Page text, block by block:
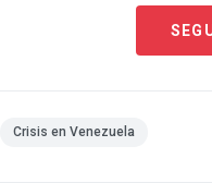
responsables de las
nuestra candidata
Crisis en Venezuela